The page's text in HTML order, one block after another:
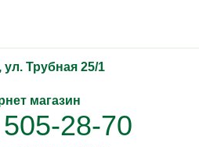
ул. Трубная 25/1
магазин
505-28-70